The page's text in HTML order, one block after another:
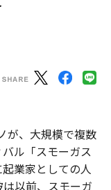
が、大規模で複数
ル「スモーガス
業家としての人
以前、スモーガ